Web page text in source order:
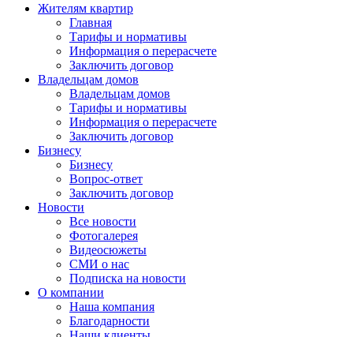
Жителям квартир
Главная
Тарифы и нормативы
Информация о перерасчете
Заключить договор
Владельцам домов
Владельцам домов
Тарифы и нормативы
Информация о перерасчете
Заключить договор
Бизнесу
Бизнесу
Вопрос-ответ
Заключить договор
Новости
Все новости
Фотогалерея
Видеосюжеты
СМИ о нас
Подписка на новости
О компании
Наша компания
Благодарности